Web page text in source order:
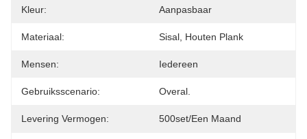
Kleur: Aanpasbaar
Materiaal: Sisal, Houten Plank
Mensen: Iedereen
Gebruiksscenario: Overal.
Levering Vermogen: 500set/een Maand